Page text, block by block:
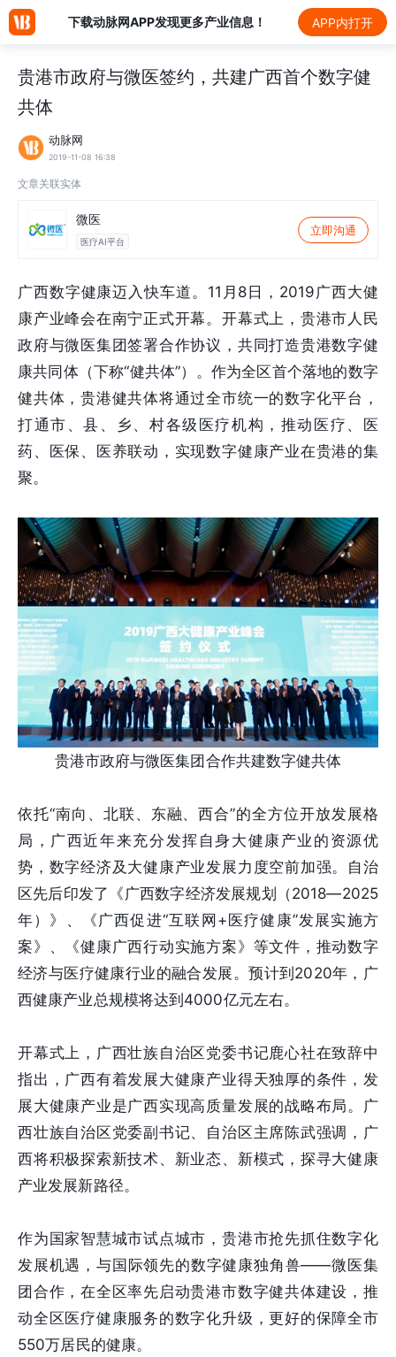
下载动脉网APP发现更多产业信息！ APP内打开
贵港市政府与微医签约，共建广西首个数字健
共体
动脉网
2019-11-08 16:38
文章关联实体
微医
医疗AI平台
立即沟通
广西数字健康迈入快车道。11月8日，2019广西大健
康产业峰会在南宁正式开幕。开幕式上，贵港市人民
政府与微医集团签署合作协议，共同打造贵港数字健
康共同体（下称“健共体”）。作为全区首个落地的数字
健共体，贵港健共体将通过全市统一的数字化平台，
打通市、县、乡、村各级医疗机构，推动医疗、医
药、医保、医养联动，实现数字健康产业在贵港的集
聚。
贵港市政府与微医集团合作共建数字健共体
依托“南向、北联、东融、西合”的全方位开放发展格
局，广西近年来充分发挥自身大健康产业的资源优
势，数字经济及大健康产业发展力度空前加强。自治
区先后印发了《广西数字经济发展规划（2018—2025
年）》、《广西促进“互联网+医疗健康”发展实施方
案》、《健康广西行动实施方案》等文件，推动数字
经济与医疗健康行业的融合发展。预计到2020年，广
西健康产业总规模将达到4000亿元左右。
开幕式上，广西壮族自治区党委书记鹿心社在致辞中
指出，广西有着发展大健康产业得天独厚的条件，发
展大健康产业是广西实现高质量发展的战略布局。广
西壮族自治区党委副书记、自治区主席陈武强调，广
西将积极探索新技术、新业态、新模式，探寻大健康
产业发展新路径。
作为国家智慧城市试点城市，贵港市抢先抓住数字化
发展机遇，与国际领先的数字健康独角兽——微医集
团合作，在全区率先启动贵港市数字健共体建设，推
动全区医疗健康服务的数字化升级，更好的保障全市
550万居民的健康。